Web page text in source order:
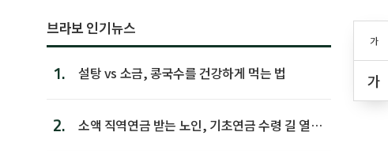
가
가
브라보 인기뉴스
1. 설탕 vs 소금, 콩국수를 건강하게 먹는 법
2.
소액 직역연금 받는 노인, 기초연금 수령 길 열린